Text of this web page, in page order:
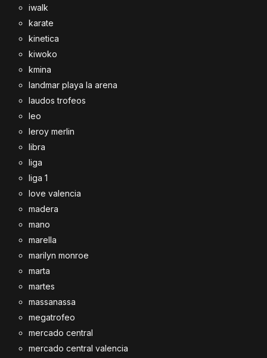
iwalk
karate
kinetica
kiwoko
kmina
landmar playa la arena
laudos trofeos
leo
leroy merlin
libra
liga
liga 1
love valencia
madera
mano
marella
marilyn monroe
marta
martes
massanassa
megatrofeo
mercado central
mercado central valencia